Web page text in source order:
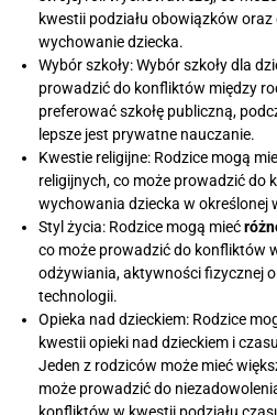
kwestii podziału obowiązków
wychowanie dziecka.
Wybór szkoły: Wybór szkoły dla
prowadzić do konfliktów między
preferować szkołę publiczną,
lepsze jest prywatne nauczanie.
Kwestie religijne: Rodzice mogą
religijnych, co może prowadzić do
wychowania dziecka w określonej
Styl życia: Rodzice mogą mieć
co może prowadzić do konfliktów
odżywiania, aktywności fizycznej
technologii.
Opieka nad dzieckiem: Rodzice
kwestii opieki nad dzieckiem i
Jeden z rodziców może mieć
może prowadzić do